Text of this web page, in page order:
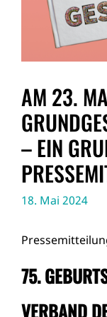
AM 23.
– EIN
18. Mai 2024
75.
VERBAND